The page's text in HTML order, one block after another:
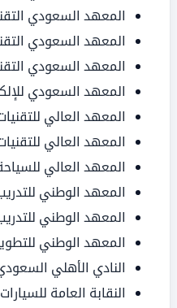
المعهد السعودي
المعهد السعودي
المعهد السعودي
المعهد السعودي
المعهد العالي
المعهد العالي
المعهد العالي
المعهد الوطني
المعهد الوطني
المعهد الوطني
النادي الأهلي
النقابة العامة للسيارات